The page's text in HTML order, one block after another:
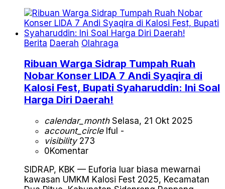
Berita Daerah Olahraga
Ribuan Warga Sidrap Tumpah Ruah
Nobar Konser LIDA 7 Andi Syaqira di
Kalosi Fest, Bupati Syaharuddin: Ini Soal
Harga Diri Daerah!
calendar_monthSelasa, 21 Okt 2025
account_circleIful -
visibility273
0Komentar
SIDRAP, KBK — Euforia luar biasa mewarnai
kawasan UMKM Kalosi Fest 2025, Kecamatan